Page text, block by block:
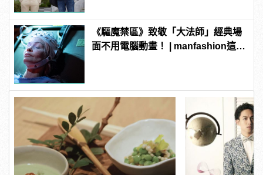
《驅魔禁區》致敬「大法師」經典場
面不用電腦動畫！ | manfashion這樣